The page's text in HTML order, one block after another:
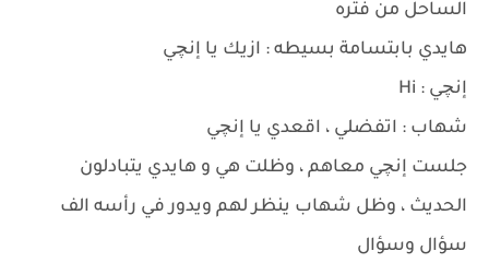
الساحل من فتره
هايدي بابتسامة بسيطه : ازيك يا إنچي
إنچي : Hi
شهاب : اتفضلي ، اقعدي يا إنچي
جلست إنچي معاهم ، وظلت هي و هايدي يتبادلون
الحديث ، وظل شهاب ينظر لهم ويدور في رأسه الف
سؤال وسؤال